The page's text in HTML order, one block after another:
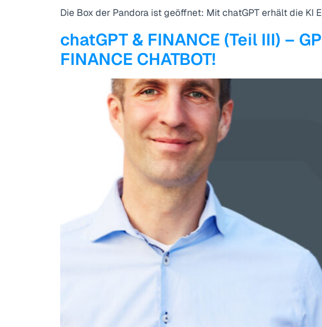
Die Box der Pandora ist geöffnet: Mit chatGPT erhält die KI
chatGPT & FINANCE (Teil III) –
FINANCE CHATBOT!